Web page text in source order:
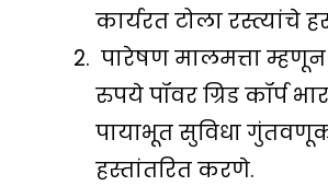
कार्यरत टोला रस्त्यांचे
पारेषण मालमत्ता
रुपये पॉवर ग्रिड कॉर्प
पायाभूत सुविधा
हस्तांतरित करणे.